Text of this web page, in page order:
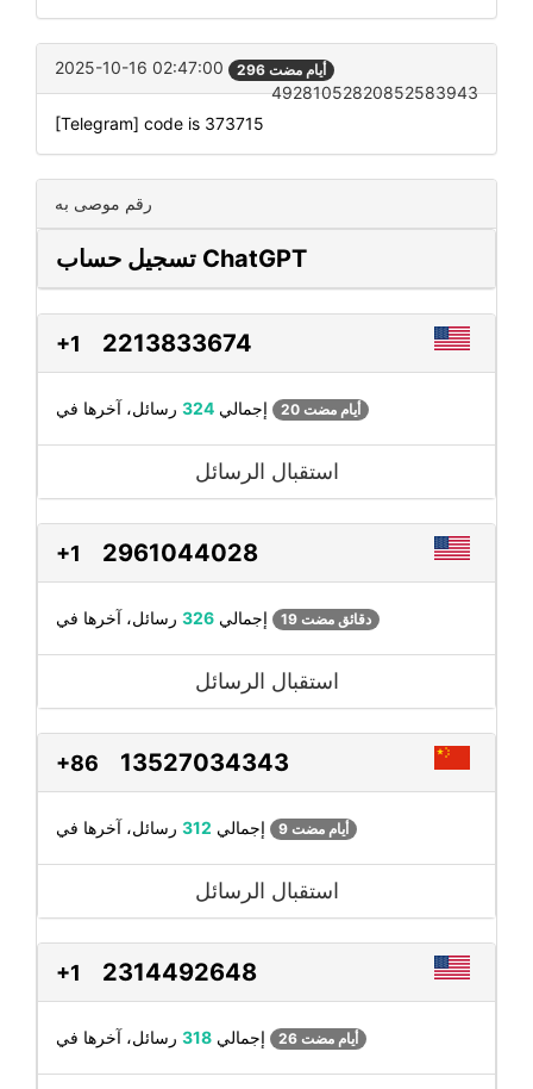
2025-10-16 02:47:00 296 أيام مضت
49281052820852583943
[Telegram] code is 373715
رقم موصى به
تسجيل حساب ChatGPT
+1 2213833674
إجمالي 324 20 أيام مضت
استقبال الرسائل
+1 2961044028
إجمالي 326 19 دقائق مضت
استقبال الرسائل
+86 13527034343
إجمالي 312 9 أيام مضت
استقبال الرسائل
+1 2314492648
إجمالي 318 26 أيام مضت